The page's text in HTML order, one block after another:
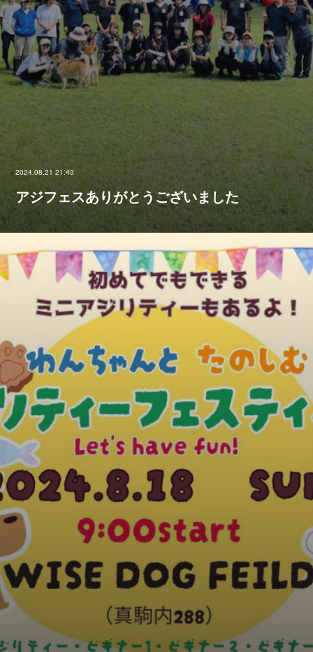
2024.08.21 21:43
アジフェスありがとうございました